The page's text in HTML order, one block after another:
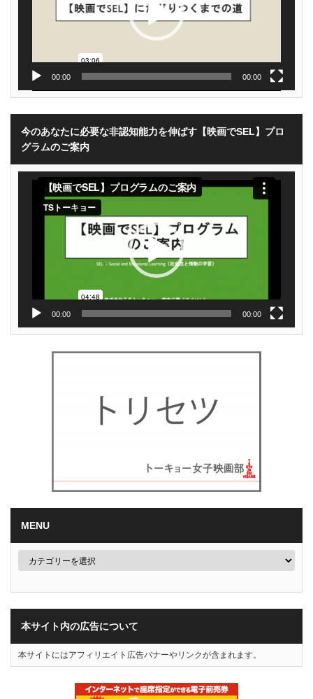
00:00 00:00
今のあなたに必要な非認知能力を伸ばす【映画でSEL】プロ
グラムのご案内
00:00 00:00
MENU
本サイト内の広告について
本サイトにはアフィリエイト広告バナーやリンクが含まれます。